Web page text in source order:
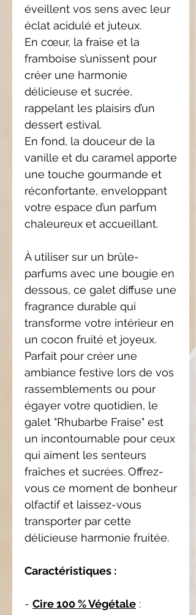
éveillent vos sens avec leur
éclat acidulé et juteux.
En cœur, la fraise et la
framboise s’unissent pour
créer une harmonie
délicieuse et sucrée,
rappelant les plaisirs d’un
dessert estival.
En fond, la douceur de la
vanille et du caramel apporte
une touche gourmande et
réconfortante, enveloppant
votre espace d’un parfum
chaleureux et accueillant.
À utiliser sur un brûle-
parfums avec une bougie en
dessous, ce galet diffuse une
fragrance durable qui
transforme votre intérieur en
un cocon fruité et joyeux.
Parfait pour créer une
ambiance festive lors de vos
rassemblements ou pour
égayer votre quotidien, le
galet "Rhubarbe Fraise" est
un incontournable pour ceux
qui aiment les senteurs
fraîches et sucrées. Offrez-
vous ce moment de bonheur
olfactif et laissez-vous
transporter par cette
délicieuse harmonie fruitée.
Caractéristiques :
- Cire 100 % Végétale :